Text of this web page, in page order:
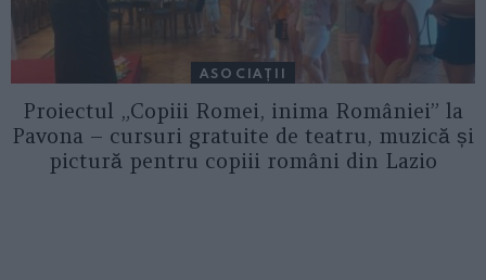
ASOCIAŢII
Proiectul „Copiii Romei, inima României” la
Pavona – cursuri gratuite de teatru, muzică și
pictură pentru copiii români din Lazio